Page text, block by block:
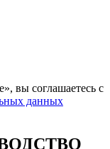
вы соглашаетесь с
данных